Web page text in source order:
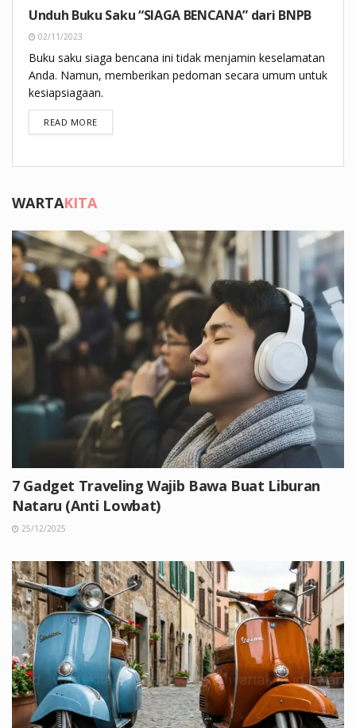
Unduh Buku Saku “SIAGA BENCANA” dari BNPB
02/11/2023
Buku saku siaga bencana ini tidak menjamin keselamatan
Anda. Namun, memberikan pedoman secara umum untuk
kesiapsiagaan.
READ MOREDETAILS
WARTAKITA
7 Gadget Traveling Wajib Bawa Buat Liburan
Nataru (Anti Lowbat)
25/12/2025